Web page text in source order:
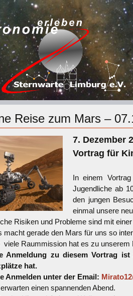
Reise zum Mars –
7. Dezember
Vortrag für
In einem
Jugendliche ab
den jungen
einmal unsere
Risiken und Probleme sind mit
macht gerade den Mars für uns so
viele Raummission hat es zu unserem
Anmeldung zu diesem Vortrag
hat.
Anmelden unter der Email:
einen spannenden Abend.